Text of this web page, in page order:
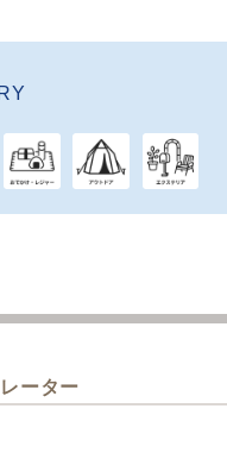
ーター